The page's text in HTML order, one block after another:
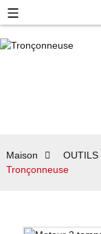
Maison OUTILS
Tronçonneuse